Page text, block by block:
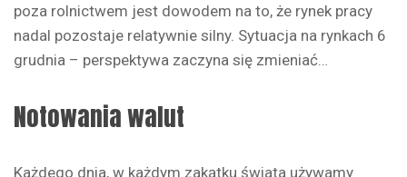
poza rolnictwem jest dowodem na to, że rynek pracy
nadal pozostaje relatywnie silny. Sytuacja na rynkach 6
grudnia – perspektywa zaczyna się zmieniać…
Notowania walut
Każdego dnia, w każdym zakątku świata używamy